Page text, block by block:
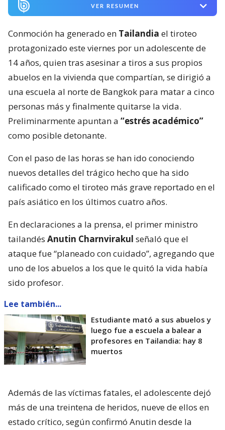
VER RESUMEN
Conmoción ha generado en Tailandia el tiroteo
protagonizado este viernes por un adolescente de
14 años, quien tras asesinar a tiros a sus propios
abuelos en la vivienda que compartían, se dirigió a
una escuela al norte de Bangkok para matar a cinco
personas más y finalmente quitarse la vida.
Preliminarmente apuntan a “estrés académico”
como posible detonante.
Con el paso de las horas se han ido conociendo
nuevos detalles del trágico hecho que ha sido
calificado como el tiroteo más grave reportado en el
país asiático en los últimos cuatro años.
En declaraciones a la prensa, el primer ministro
tailandés Anutin Charnvirakul señaló que el
ataque fue “planeado con cuidado”, agregando que
uno de los abuelos a los que le quitó la vida había
sido profesor.
Lee también...
Estudiante mató a sus abuelos y
luego fue a escuela a balear a
profesores en Tailandia: hay 8
muertos
Además de las víctimas fatales, el adolescente dejó
más de una treintena de heridos, nueve de ellos en
estado crítico, según confirmó Anutin desde la